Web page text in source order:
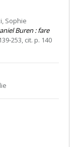
Sophie
Buren : fare
253, cit. p. 140